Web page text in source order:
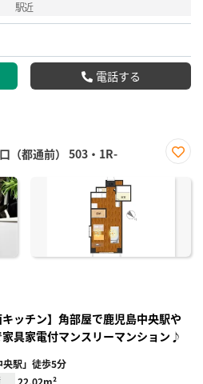
駅近
電話する
（都通前） 503・1R-
に入
キッチン】角部屋で鹿児島中央駅や
具家電付マンスリーマンション♪
駅」徒歩5分